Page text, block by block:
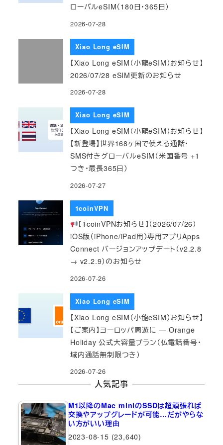
ローバルeSIM（180日・365日）
2026-07-28
Xiao Long eSIM
【Xiao Long eSIM（小龍eSIM）お知らせ】
2026/07/28 eSIM更新のお知らせ
2026-07-28
Xiao Long eSIM
【Xiao Long eSIM（小龍eSIM）お知らせ】
【新登場】世界168ヶ国で使える通話・
SMS付きグローバルeSIM（米国番号 +1
つき・最長365日）
2026-07-27
1coinVPN
【1coinVPNお知らせ】（2026/07/26）
iOS版（iPhone/iPad用）専用アプリApps
Connect バージョンアップデート（v2.2.8
→ v2.2.9）のお知らせ
2026-07-26
Xiao Long eSIM
【Xiao Long eSIM（小龍eSIM）お知らせ】
【ご案内】ヨーロッパ周遊に — Orange
Holiday 公式大容量プラン（仏電話番号・
域内通話無制限つき）
2026-07-26
人気記事
M1以降のMac miniのSSDは超頑張れば
交換やアップグレードが可能…だがやらな
い方がいい理由
2023-08-15 (23,640)